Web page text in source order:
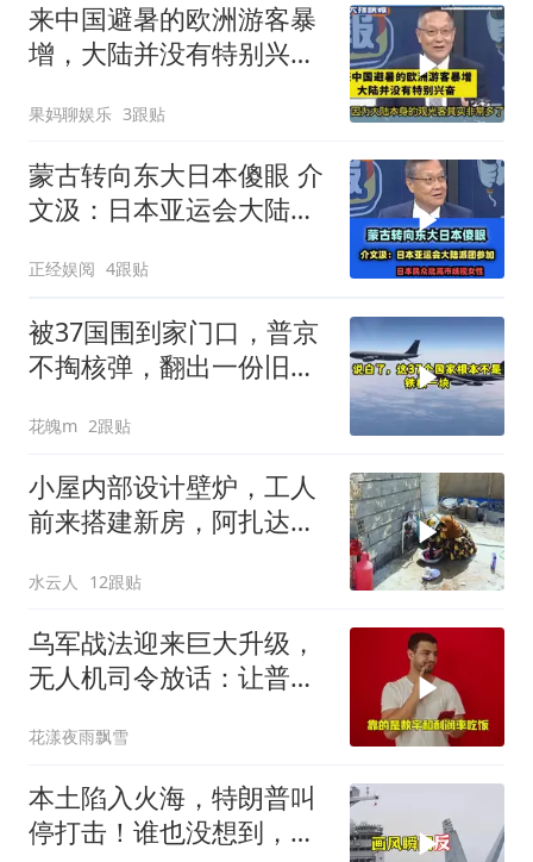
来中国避暑的欧洲游客暴
增，大陆并没有特别兴
果妈聊娱乐 3跟贴
蒙古转向东大日本傻眼 介
文汲：日本亚运会大陆派
正经娱阅 4跟贴
被37国围到家门口，普京
不掏核弹，翻出一份旧合
花魄m 2跟贴
小屋内部设计壁炉，工人
前来搭建新房，阿扎达思
水云人 12跟贴
乌军战法迎来巨大升级，
无人机司令放话：让普京
花漾夜雨飘雪
本土陷入火海，特朗普叫
停打击！谁也没想到，中